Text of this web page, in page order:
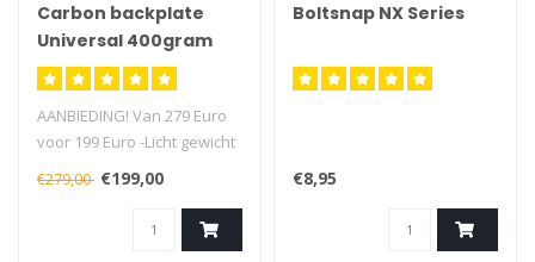
Carbon backplate
Universal 400gram
AANBIEDING! Van 279 Euro
voor 199 Euro -Licht gewicht
-Universeel -Ongeveer 400
gram
€279,00 €199,00
Boltsnap NX Series
€8,95